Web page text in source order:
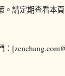
請定期查看本